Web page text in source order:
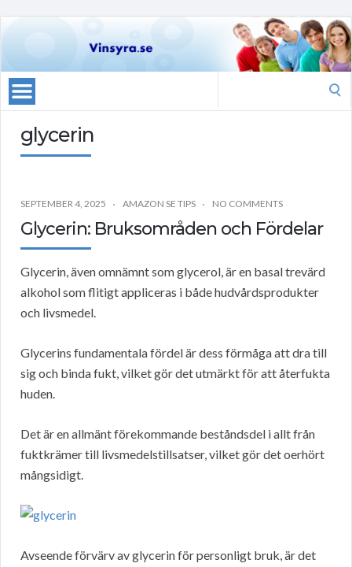
glycerin
SEPTEMBER 4, 2025 AMAZON SE TIPS NO COMMENTS
Glycerin: Bruksområden och Fördelar
Glycerin, även omnämnt som glycerol, är en basal trevärd
alkohol som flitigt appliceras i både hudvårdsprodukter
och livsmedel.
Glycerins fundamentala fördel är dess förmåga att dra till
sig och binda fukt, vilket gör det utmärkt för att återfukta
huden.
Det är en allmänt förekommande beståndsdel i allt från
fuktkrämer till livsmedelstillsatser, vilket gör det oerhört
mångsidigt.
Avseende förvärv av glycerin för personligt bruk, är det